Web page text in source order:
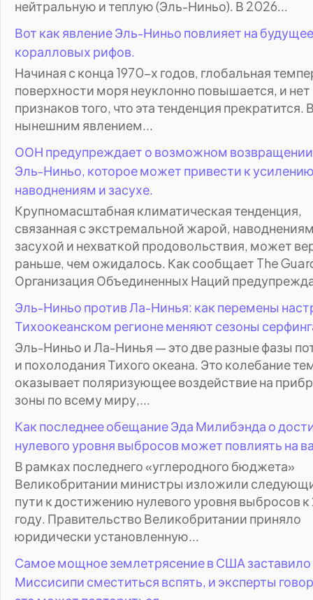
нейтральную и теплую (Эль-Ниньо). В 2026...
Вот как явление Эль-Ниньо повлияет на будущее
коралловых рифов.
Начиная с конца 1970-х годов, глобальная
поверхности моря неуклонно повышается, и нет
признаков того, что эта тенденция прекратится.
нынешним явлением...
ООН предупреждает о возможном возвращении
Эль-Ниньо, которое может привести к
наводнениям и засухе.
Крупномасштабная климатическая тенденция,
связанная с экстремальной жарой,
засухой и нехваткой продовольствия, может
раньше, чем ожидалось. Как сообщает The
Организация Объединенных Наций
Эль-Ниньо против Ла-Нинья: как перемены
Тихоокеанском регионе меняют сезоны
Эль-Ниньо и Ла-Нинья — это две разные фазы
и похолодания Тихого океана. Это колебание
оказывает поляризующее воздействие на
зоны по всему миру,...
Как последнее обещание Эда Милибэнда о
нулевого уровня выбросов может повлиять на
В рамках последнего «углеродного бюджета»
Великобритании министры изложили
пути к достижению нулевого уровня выбросов
году. Правительство Великобритании приняло
юридически установленную...
Самое мощное землетрясение в США заставило
Миссисипи сместиться вспять, и эксперты